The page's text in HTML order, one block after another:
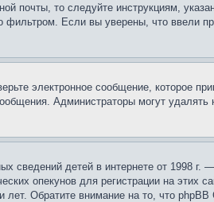
почты, то следуйте инструкциям,
фильтром. Если вы уверены, что ввели
электронное сообщение, которое
Администраторы могут
сведений детей в интернете от 1998
опекунов для регистрации на этих
Обратите внимание на то, что